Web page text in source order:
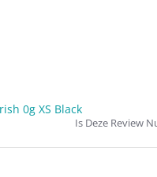
0g XS Black
Is Deze Review